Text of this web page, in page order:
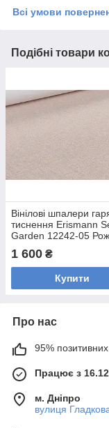
Всі умови
Подібні товари
Вінілові шпалери
тиснення Erismann
Garden 12242-05
10,05 x 1,06 м
1 600 ₴
Купити
Про нас
95% позитивних
Працює з
м. Дніпро
вулиця